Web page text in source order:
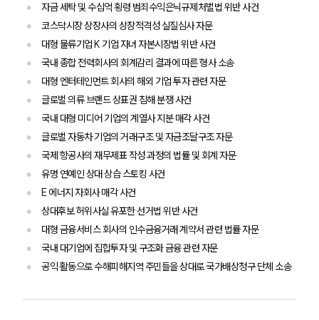
자금 세탁 및 수십억 횡령 범죄수익은닉규제처벌법 위반 사건
코스닥시장 상장사의 상장적격성 실질심사 자문
대형 물류기업 K 기업 자녀 자본시장법 위반 사건
국내 종합 전력회사의 회계감리 결과에 따른 형사 소송
대형 엔터테인먼트 회사의 해외 기업 투자 관련 자문
글로벌 의류 브랜드 상표권 침해 분쟁 사건
국내 대형 미디어 기업의 계열사 지분 매각 사건
글로벌 자동차 기업의 거래구조 및 자금조달구조 자문
국제 항공사의 재무제표 작성 과정의 법률 및 회계 자문
유명 연예인 상대 상습 스토킹 사건
E 에너지 자회사 매각 사건
상대후보 허위사실 유포한 선거법 위반 사건
대형 금융서비스 회사의 인수금융거래 계약서 관련 법률 자문
국내 대기업에 집합투자 및 구조화 금융 관련 자문
공익 활동으로 수해피해지역 주민들을 상대로 국가배상청구 단체 소송